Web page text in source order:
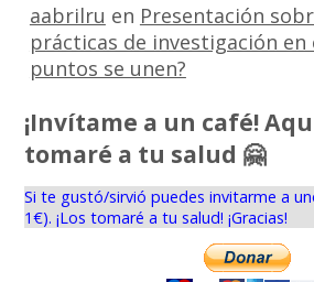
aabrilru en Presentación
prácticas de investigación en
puntos se unen?
¡Invítame a un café!
tomaré a tu salud 🤗
Si te gustó/sirvió puedes invitarme a
1€). ¡Los tomaré a tu salud! ¡Gracias!